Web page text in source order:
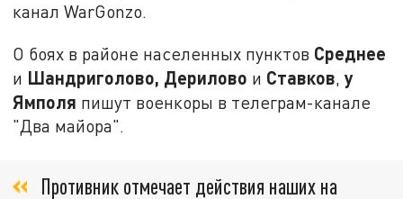
канал WarGonzo.
О боях в районе населенных пунктов Среднее
и Шандриголово, Дерилово и Ставков,у
Ямполя пишут военкоры в телеграм-канале
"Два майора".
Противник отмечает действия наших на